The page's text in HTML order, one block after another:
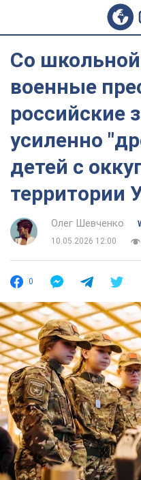
Со
военные
российские
усиленно
детей с
территории
Олег Шевченко
10.05.2026 12:00
0